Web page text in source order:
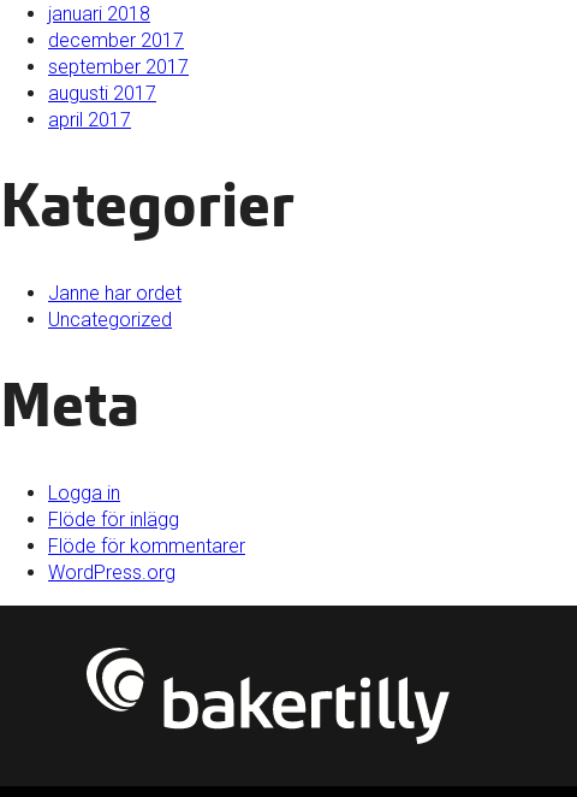
januari 2018
december 2017
september 2017
augusti 2017
april 2017
Kategorier
Janne har ordet
Uncategorized
Meta
Logga in
Flöde för inlägg
Flöde för kommentarer
WordPress.org